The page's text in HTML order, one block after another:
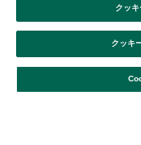
絞り込み
Afternoon Tea(アフタヌー
キッチン・ダイニングなど
毎日新商品を
クッキ
クッ